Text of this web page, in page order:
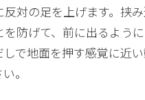
対の足を上げます。挟
防げて、前に出るよう
で地面を押す感覚に近
。